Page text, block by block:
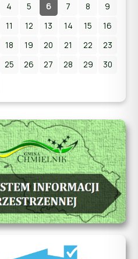
Zapraszamy na Letni
Pokaz Filmowy na
stadionie w Chmielniku!
4 5 6 7 8
9
11 12 13 14 15
16
18 19 20 21 22
23
25 26 27 28 29
30